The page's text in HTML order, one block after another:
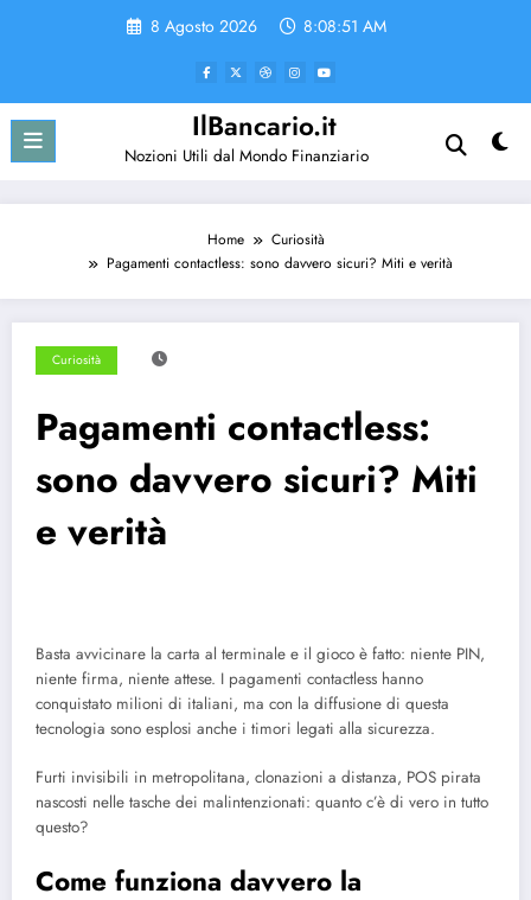
8 Agosto 2026 8:08:51 AM
IlBancario.it
Nozioni Utili dal Mondo Finanziario
Home
Curiosità
Pagamenti contactless: sono davvero sicuri? Miti e verità
Curiosità
Pagamenti contactless:
sono davvero sicuri? Miti
e verità
Basta avvicinare la carta al terminale e il gioco è fatto: niente PIN,
niente firma, niente attese. I pagamenti contactless hanno
conquistato milioni di italiani, ma con la diffusione di questa
tecnologia sono esplosi anche i timori legati alla sicurezza.
Furti invisibili in metropolitana, clonazioni a distanza, POS pirata
nascosti nelle tasche dei malintenzionati: quanto c’è di vero in tutto
questo?
Come funziona davvero la